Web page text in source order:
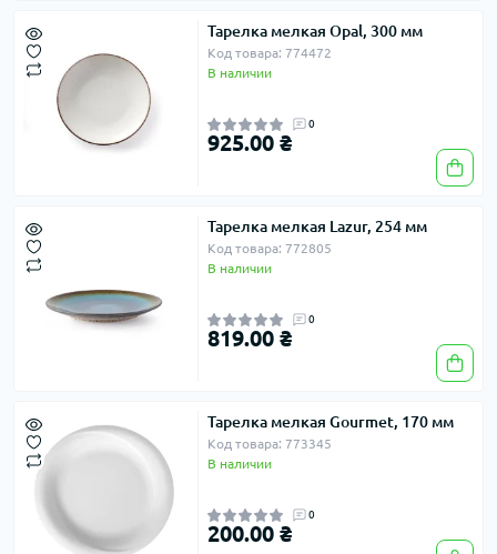
Тарелка мелкая Opal, 300 мм
Код товара: 774472
В наличии
0
925.00 ₴
Тарелка мелкая Lazur, 254 мм
Код товара: 772805
В наличии
0
819.00 ₴
Тарелка мелкая Gourmet, 170 мм
Код товара: 773345
В наличии
0
200.00 ₴